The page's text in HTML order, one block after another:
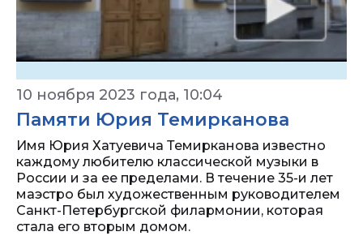
10 ноября 2023 года, 10:04
Памяти Юрия Темирканова
Имя Юрия Хатуевича Темирканова известно
каждому любителю классической музыки в
России и за ее пределами. В течение 35-и лет
маэстро был художественным руководителем
Санкт-Петербургской филармонии, которая
стала его вторым домом.